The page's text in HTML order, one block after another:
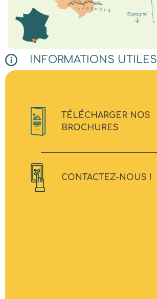
INFORMATIONS UTILES
TÉLÉCHARGER NOS
BROCHURES
CONTACTEZ-NOUS !